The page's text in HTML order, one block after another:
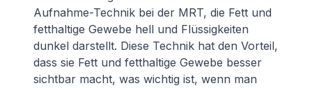
Aufnahme-Technik bei der MRT, die Fett und
fetthaltige Gewebe hell und Flüssigkeiten
dunkel darstellt. Diese Technik hat den Vorteil,
dass sie Fett und fetthaltige Gewebe besser
sichtbar macht, was wichtig ist, wenn man